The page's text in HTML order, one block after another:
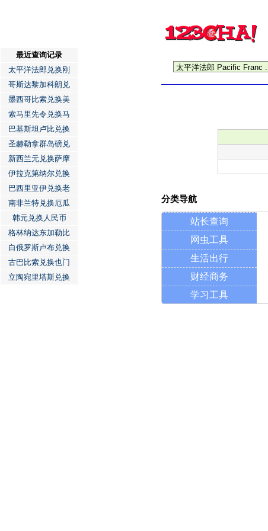
最近查询记录
太平洋法郎兑换刚
哥斯达黎加科朗兑
墨西哥比索兑换美
索马里先令兑换马
巴基斯坦卢比兑换
圣赫勒拿群岛磅兑
新西兰元兑换萨摩
伊拉克第纳尔兑换
巴西里亚伊兑换老
南非兰特兑换厄瓜
韩元兑换人民币
格林纳达东加勒比
白俄罗斯卢布兑换
古巴比索兑换也门
立陶宛里塔斯兑换
分类导航
站长查询
网虫工具
生活出行
财经商务
学习工具